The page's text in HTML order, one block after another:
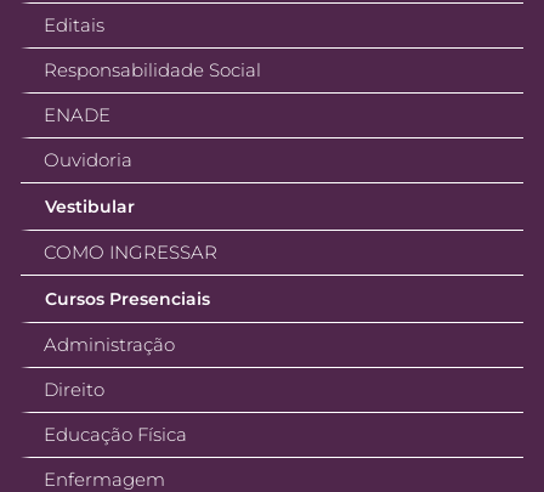
Editais
Responsabilidade Social
ENADE
Ouvidoria
Vestibular
COMO INGRESSAR
Cursos Presenciais
Administração
Direito
Educação Física
Enfermagem